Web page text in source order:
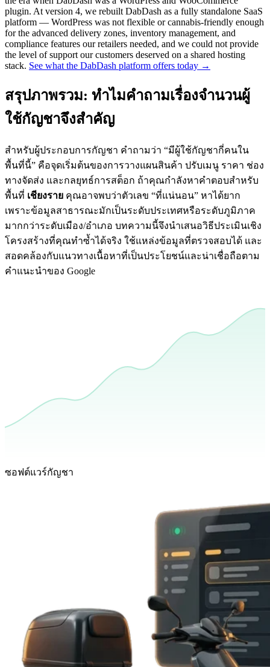
plugin. At version 4, we rebuilt DabDash as a fully standalone SaaS
platform — WordPress was not flexible or cannabis-friendly enough
for the advanced delivery zones, inventory management, and
compliance features our retailers needed, and we could not provide
the level of support our customers deserved on a shared hosting
stack. See what the DabDash platform offers today →
สรุปภาพรวม: ทำไมคำถามเรื่องจำนวนผู้
ใช้กัญชาจึงสำคัญ
สำหรับผู้ประกอบการกัญชา คำถามว่า “มีผู้ใช้กัญชากี่คนใน
พื้นที่นี้” คือจุดเริ่มต้นของการวางแผนสินค้า ปรับเมนู ราคา ช่อง
ทางจัดส่ง และกลยุทธ์การสต็อก ถ้าคุณกำลังหาคำตอบสำหรับ
พื้นที่ เชียงราย คุณอาจพบว่าตัวเลข “ที่แน่นอน” หาได้ยาก
เพราะข้อมูลสาธารณะมักเป็นระดับประเทศหรือระดับภูมิภาค
มากกว่าระดับเมือง/อำเภอ บทความนี้จึงนำเสนอวิธีประเมินเชิง
โครงสร้างที่คุณทำซ้ำได้จริง ใช้แหล่งข้อมูลที่ตรวจสอบได้ และ
สอดคล้องกับแนวทางเนื้อหาที่เป็นประโยชน์และน่าเชื่อถือตาม
คำแนะนำของ Google
ซอฟต์แวร์กัญชา